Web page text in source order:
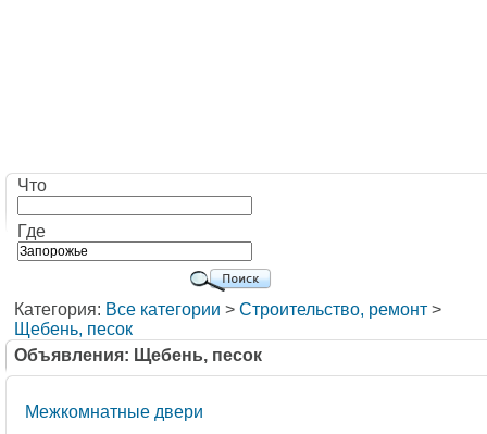
Что
Где
Категория: Все категории > Строительство, ремонт >
Щебень, песок
Объявления: Щебень, песок
Межкомнатные двери